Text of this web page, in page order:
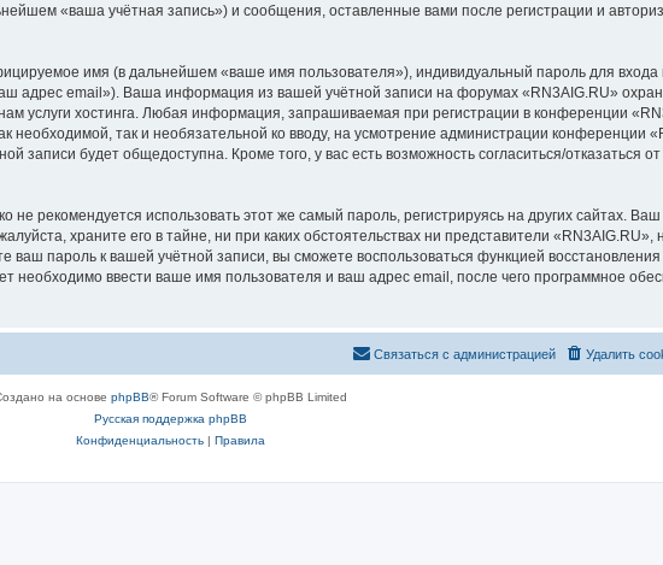
«ваша учётная запись») и сообщения, оставленные вами после регистрации и
имя (в дальнейшем «ваше имя пользователя»), индивидуальный пароль для входа
адрес email»). Ваша информация из вашей учётной записи на форумах «RN3AIG.RU»
услуги хостинга. Любая информация, запрашиваемая при регистрации в конференции
необходимой, так и необязательной ко вводу, на усмотрение администрации конференции
записи будет общедоступна. Кроме того, у вас есть возможность согласиться/отказаться
рекомендуется использовать этот же самый пароль, регистрируясь на других сайтах. Ваш
храните его в тайне, ни при каких обстоятельствах ни представители «RN3AIG.RU»,
ваш пароль к вашей учётной записи, вы сможете воспользоваться функцией
ввести ваше имя пользователя и ваш адрес email, после чего программное
Удалить
Связаться с администрацией
на основе phpBB® Forum Software © phpBB Limited
Русская поддержка phpBB
Конфиденциальность| Правила